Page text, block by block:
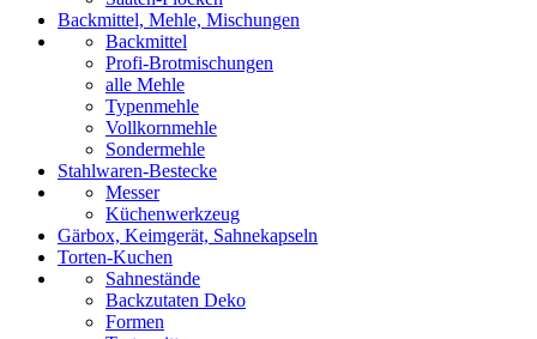
Backmittel, Mehle, Mischungen
Backmittel
Profi-Brotmischungen
alle Mehle
Typenmehle
Vollkornmehle
Sondermehle
Stahlwaren-Bestecke
Messer
Küchenwerkzeug
Gärbox, Keimgerät, Sahnekapseln
Torten-Kuchen
Sahnestände
Backzutaten Deko
Formen